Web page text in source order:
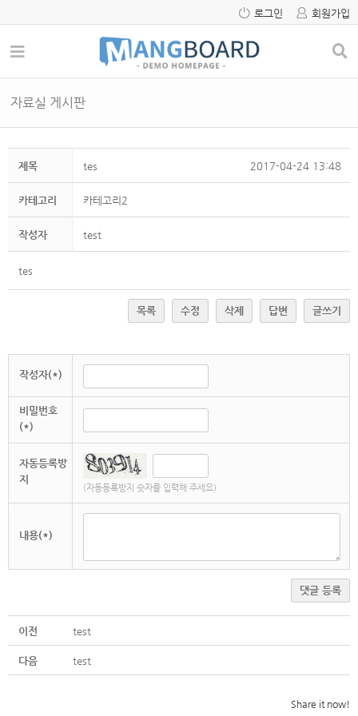
로그인 회원가입
자료실 게시판
제목 tes 2017-04-24 13:48
카테고리 카테고리2
작성자 test
tes
목록 수정 삭제 답변 글쓰기
작성자(*)
비밀번호
(*)
자동등록방
지
(자동등록방지 숫자를 입력해 주세요)
내용(*)
댓글 등록
이전 test
다음 test
Share it now!